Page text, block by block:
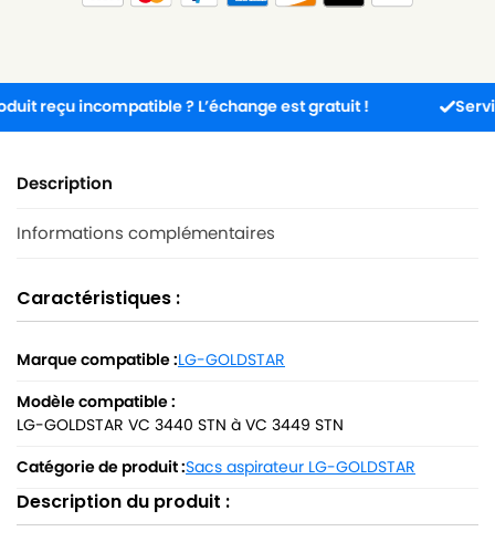
incompatible ? L’échange est gratuit ! Service
Description
Informations complémentaires
Caractéristiques :
Marque compatible :LG-GOLDSTAR
Modèle compatible :
LG-GOLDSTAR VC 3440 STN à VC 3449 STN
Catégorie de produit :Sacs aspirateur LG-GOLDSTAR
Description du produit :